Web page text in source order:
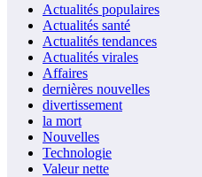
Actualités populaires
Actualités santé
Actualités tendances
Actualités virales
Affaires
dernières nouvelles
divertissement
la mort
Nouvelles
Technologie
Valeur nette